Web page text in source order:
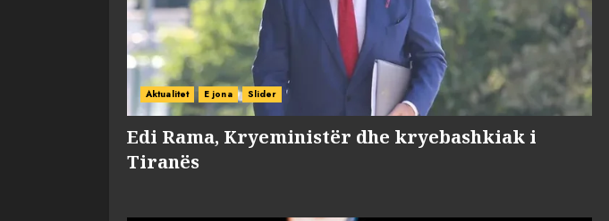
Aktualitet E jona Slider
Edi Rama, Kryeministër dhe kryebashkiak i
Tiranës